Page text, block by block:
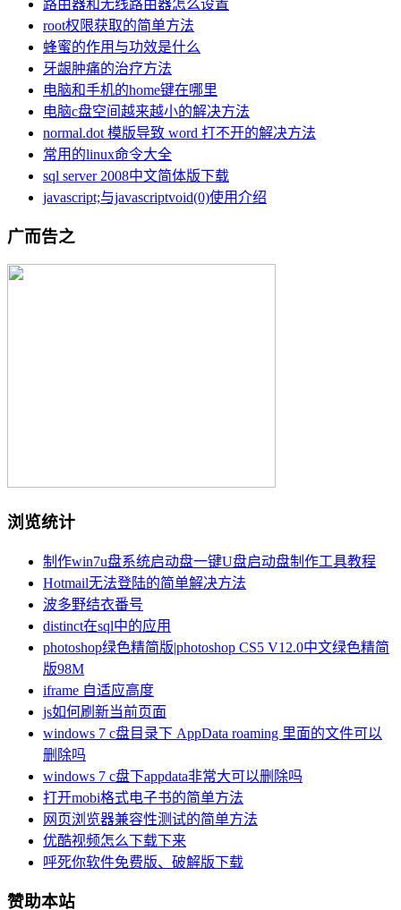
路由器和无线路由器怎么设置
root权限获取的简单方法
蜂蜜的作用与功效是什么
牙龈肿痛的治疗方法
电脑和手机的home键在哪里
电脑c盘空间越来越小的解决方法
normal.dot 模版导致 word 打不开的解决方法
常用的linux命令大全
sql server 2008中文简体版下载
javascript;与javascriptvoid(0)使用介绍
广而告之
浏览统计
制作win7u盘系统启动盘一键U盘启动盘制作工具教程
Hotmail无法登陆的简单解决方法
波多野结衣番号
distinct在sql中的应用
photoshop绿色精简版|photoshop CS5 V12.0中文绿色精简
版98M
iframe 自适应高度
js如何刷新当前页面
windows 7 c盘目录下 AppData roaming 里面的文件可以
删除吗
windows 7 c盘下appdata非常大可以删除吗
打开mobi格式电子书的简单方法
网页浏览器兼容性测试的简单方法
优酷视频怎么下载下来
呼死你软件免费版、破解版下载
赞助本站